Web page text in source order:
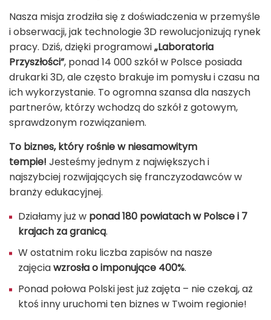
Nasza misja zrodziła się z doświadczenia w przemyśle
i obserwacji, jak technologie 3D rewolucjonizują rynek
pracy. Dziś, dzięki programowi„Laboratoria
Przyszłości”, ponad 14 000 szkół w Polsce posiada
drukarki 3D, ale często brakuje im pomysłu i czasu na
ich wykorzystanie. To ogromna szansa dla naszych
partnerów, którzy wchodzą do szkół z gotowym,
sprawdzonym rozwiązaniem.
To biznes, który rośnie w niesamowitym
tempie! Jesteśmy jednym z największych i
najszybciej rozwijających się franczyzodawców w
branży edukacyjnej.
Działamy już w ponad 180 powiatach w Polsce i 7
krajach za granicą.
W ostatnim roku liczba zapisów na nasze
zajęciawzrosła o imponujące 400%.
Ponad połowa Polski jest już zajęta – nie czekaj, aż
ktoś inny uruchomi ten biznes w Twoim regionie!